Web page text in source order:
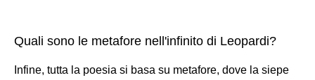
Quali sono le metafore nell'infinito di Leopardi?
Infine, tutta la poesia si basa su metafore, dove la siepe